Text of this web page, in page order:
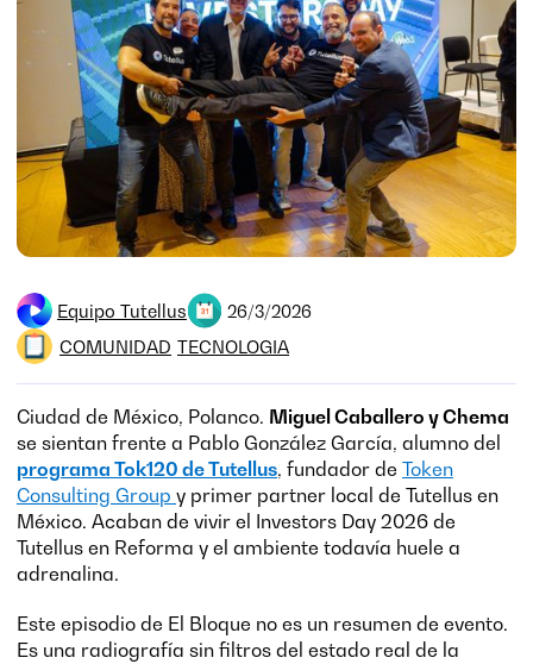
Equipo Tutellus 26/3/2026
COMUNIDAD TECNOLOGIA
Ciudad de México, Polanco. Miguel Caballero y Chema
se sientan frente a Pablo González García, alumno del
programa Tok120 de Tutellus, fundador de Token
Consulting Group y primer partner local de Tutellus en
México. Acaban de vivir el Investors Day 2026 de
Tutellus en Reforma y el ambiente todavía huele a
adrenalina.
Este episodio de El Bloque no es un resumen de evento.
Es una radiografía sin filtros del estado real de la